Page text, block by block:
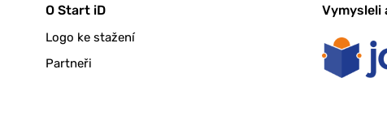
O Start iD
Logo ke stažení
Partneři
Vymysleli